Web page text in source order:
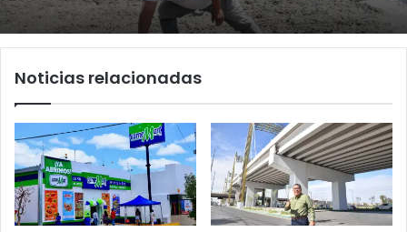
Noticias relacionadas